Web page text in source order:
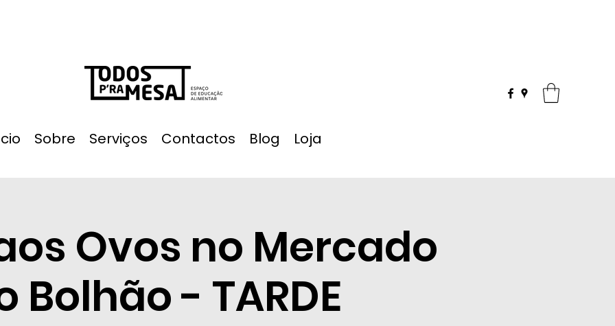
Sobre Serviços Contactos Blog Loja
Ovos no Mercado
Bolhão - TARDE